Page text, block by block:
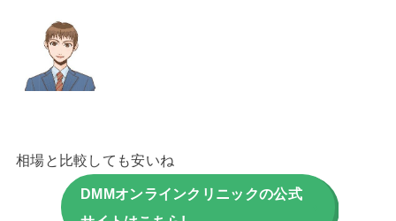
相場と比較しても安いね
DMMオンラインクリニックの公式